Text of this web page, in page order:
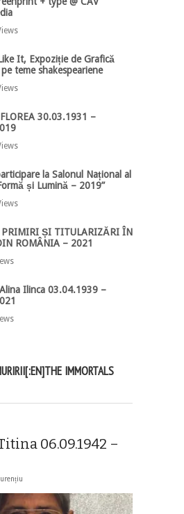
It, Expoziție de Grafică
teme shakespeariene
30.03.1931 –
la Salonul Național al
și Lumină – 2019”
PRIMIRI ȘI TITULARIZĂRI ÎN
ROMÂNIA – 2021
Ilinca 03.04.1939 –
IMMORTALS
06.09.1942 –